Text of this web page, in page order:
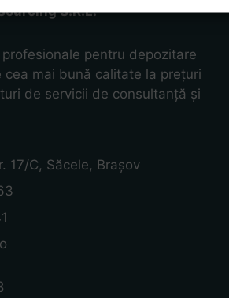
S.R.L.
pentru depozitare
cea mai bună calitate la prețuri
de servicii de consultanță și
17/C, Săcele, Brașov